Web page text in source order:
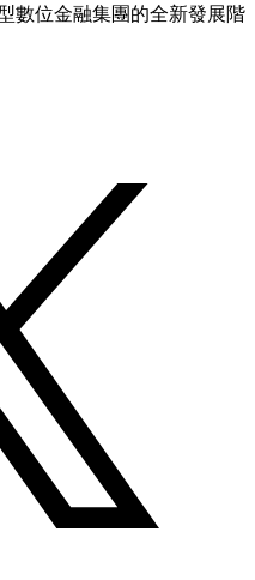
數位金融集團的全新發展階